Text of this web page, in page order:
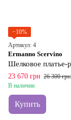
−10%
Артикул: 4
Ermanno Scervino
23 670 грн 26 300 грн
В наличии
Купить